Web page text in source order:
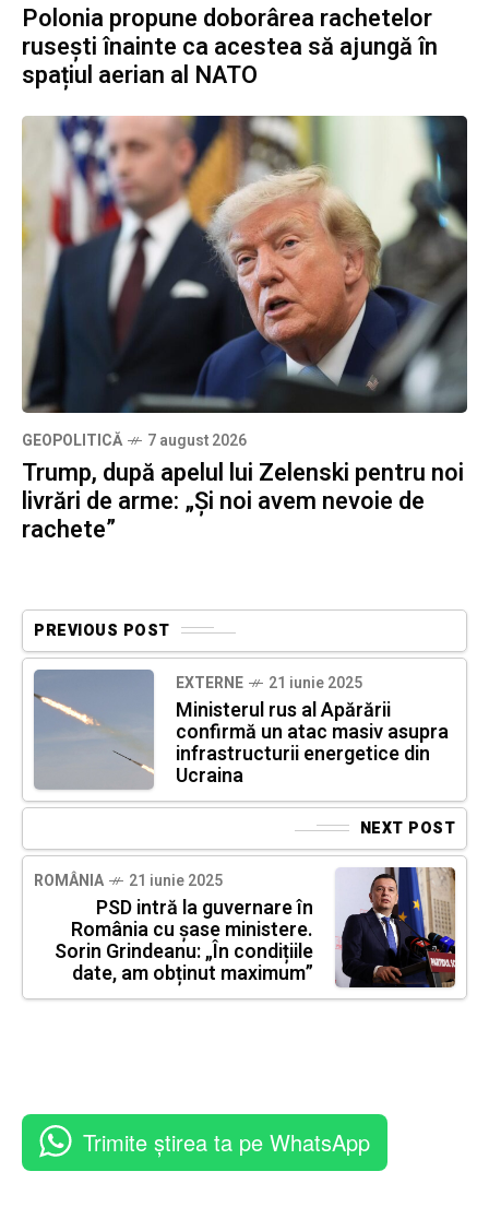
Polonia propune doborârea rachetelor
rusești înainte ca acestea să ajungă în
spațiul aerian al NATO
GEOPOLITICĂ 7 august 2026
Trump, după apelul lui Zelenski pentru noi
livrări de arme: „Și noi avem nevoie de
rachete”
PREVIOUS POST
EXTERNE 21 iunie 2025
Ministerul rus al Apărării
confirmă un atac masiv asupra
infrastructurii energetice din
Ucraina
NEXT POST
ROMÂNIA 21 iunie 2025
PSD intră la guvernare în
România cu șase ministere.
Sorin Grindeanu: „În condițiile
date, am obținut maximum”
Trimite știrea ta pe WhatsApp